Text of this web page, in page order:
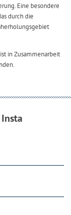
Eine besondere
durch die
in Zusammenarbeit